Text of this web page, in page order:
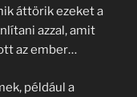
áttörik ezeket a
azzal, amit
az ember…
például a